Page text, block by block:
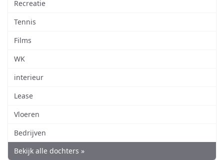
Recreatie
Tennis
Films
WK
interieur
Lease
Vloeren
Bedrijven
Bekijk alle dochters »